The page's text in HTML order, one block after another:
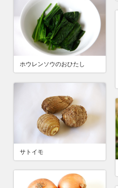
ホウレンソウのおひたし
サトイモ